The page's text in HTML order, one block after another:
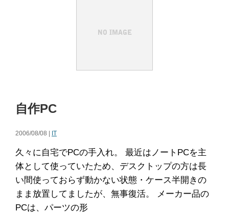
自作PC
2006/08/08 | IT
久々に自宅でPCの手入れ。 最近はノートPCを主
体として使っていたため、デスクトップの方は長
い間使っておらず動かない状態・ケース半開きの
まま放置してましたが、無事復活。 メーカー品の
PCは、パーツの形